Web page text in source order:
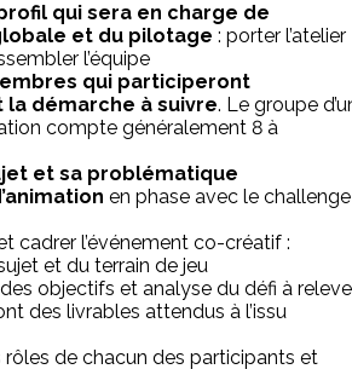
qui sera en charge de
et du pilotage : porter l’atelier
l’équipe
qui participeront
la démarche à suivre. Le groupe
compte généralement 8 à
et sa problématique
en phase avec le challenge
cadrer l’événement co-créatif :
et du terrain de jeu
objectifs et analyse du défi à
des livrables attendus à l’issu
rôles de chacun des participants et